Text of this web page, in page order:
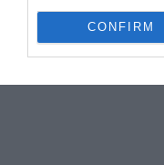
CONFIRM